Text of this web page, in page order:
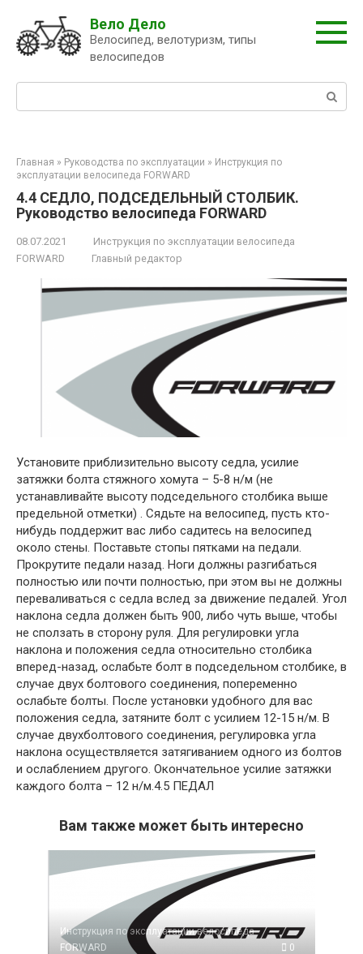
контенту
Вело Дело
Велосипед, велотуризм, типы
велосипедов
Главная » Руководства по эксплуатации » Инструкция по
эксплуатации велосипеда FORWARD
4.4 СЕДЛО, ПОДСЕДЕЛЬНЫЙ СТОЛБИК.
Руководство велосипеда FORWARD
08.07.2021
Инструкция по эксплуатации велосипеда
FORWARD
Главный редактор
Установите приблизительно высоту седла, усилие
затяжки болта стяжного хомута – 5-8 н/м (не
устанавливайте высоту подседельного столбика выше
предельной отметки) . Сядьте на велосипед, пусть кто-
нибудь поддержит вас либо садитесь на велосипед
около стены. Поставьте стопы пятками на педали.
Прокрутите педали назад. Ноги должны разгибаться
полностью или почти полностью, при этом вы не должны
переваливаться с седла вслед за движение педалей. Угол
наклона седла должен быть 900, либо чуть выше, чтобы
не сползать в сторону руля. Для регулировки угла
наклона и положения седла относительно столбика
вперед-назад, ослабьте болт в подседельном столбике, в
случае двух болтового соединения, попеременно
ослабьте болты. После установки удобного для вас
положения седла, затяните болт с усилием 12-15 н/м. В
случае двухболтового соединения, регулировка угла
наклона осуществляется затягиванием одного из болтов
и ослаблением другого. Окончательное усилие затяжки
каждого болта – 12 н/м.4.5 ПЕДАЛ
Вам также может быть интересно
Инструкция по эксплуатации велосипеда
FORWARD
0